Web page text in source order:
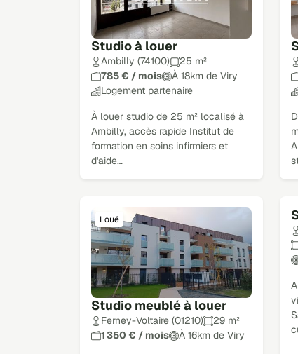
Studio à louer
Ambilly (74100)
25 m²
785 € / mois
À 18km de Viry
Logement partenaire
À louer studio de 25 m² localisé à
Ambilly, accès rapide Institut de
formation en soins infirmiers et
d'aide…
Studio meublé à louer
Loué
Ferney-Voltaire (01210)
29 m²
1 350 € / mois
À 16km de Viry